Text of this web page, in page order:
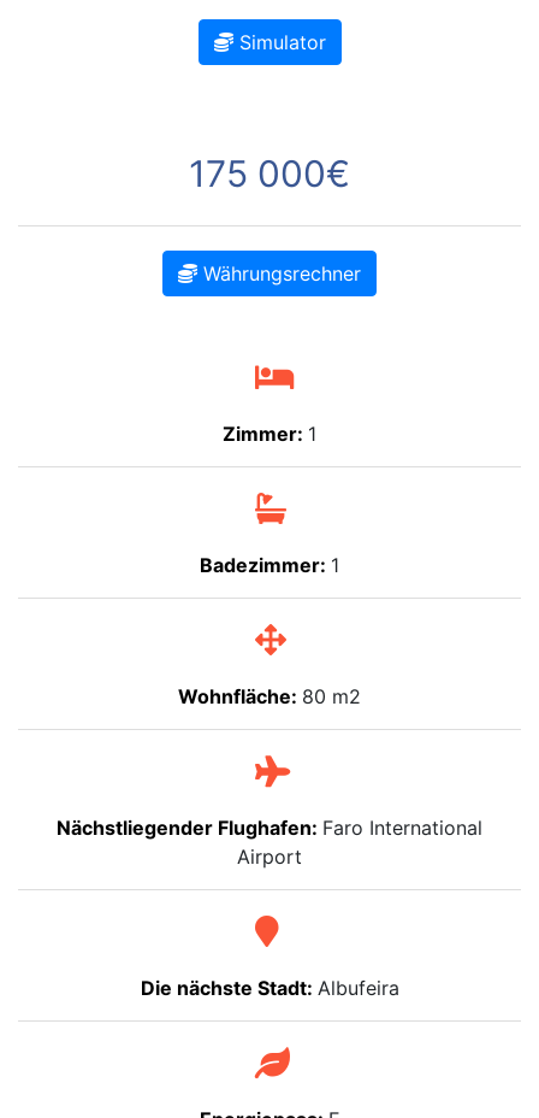
Simulator
175 000€
Währungsrechner
Zimmer: 1
Badezimmer: 1
Wohnfläche: 80 m2
Nächstliegender Flughafen: Faro International
Airport
Die nächste Stadt: Albufeira